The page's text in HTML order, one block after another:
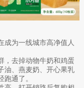
成为一线城市高净值人
，去掉动物牛奶和鸡蛋
油、燕麦奶、开心果乳
通了。